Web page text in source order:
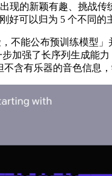
的新颖有趣、挑战传
可以归为 5 个不同的
能公布预训练模型」
加强了长序列生成
含有乐器的音色信息